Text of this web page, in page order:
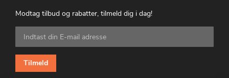
Modtag tilbud og rabatter, tilmeld dig i dag!
Tilmeld
dig
vores
nyhedsbrev:
Tilmeld